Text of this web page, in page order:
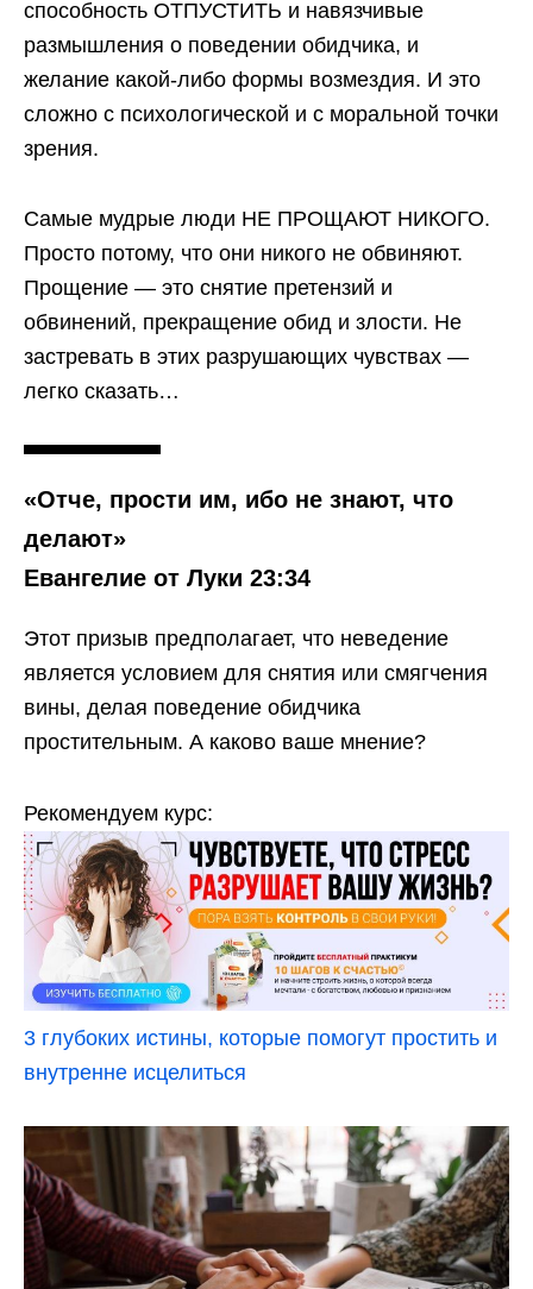
способность ОТПУСТИТЬ и навязчивые
размышления о поведении обидчика, и
желание какой-либо формы возмездия. И это
сложно с психологической и с моральной точки
зрения.
Самые мудрые люди НЕ ПРОЩАЮТ НИКОГО.
Просто потому, что они никого не обвиняют.
Прощение — это снятие претензий и
обвинений, прекращение обид и злости. Не
застревать в этих разрушающих чувствах —
легко сказать…
«Отче, прости им, ибо не знают, что
делают»
Евангелие от Луки 23:34
Этот призыв предполагает, что неведение
является условием для снятия или смягчения
вины, делая поведение обидчика
простительным. А каково ваше мнение?
Рекомендуем курс:
3 глубоких истины, которые помогут простить и
внутренне исцелиться